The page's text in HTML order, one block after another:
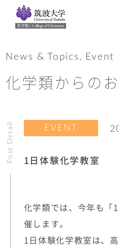
News & Topics, Event
化学類からの
Post Detail EVENT
1日体験化学教室
化学類では、今年も「
催します。
1日体験化学教室は、